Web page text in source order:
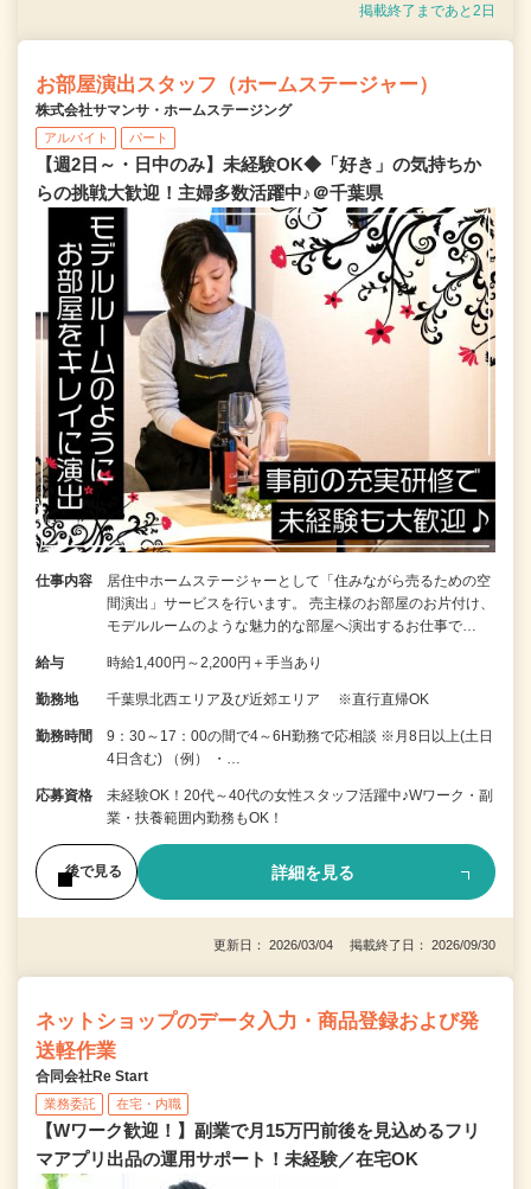
掲載終了まであと2日
お部屋演出スタッフ（ホームステージャー）
株式会社サマンサ・ホームステージング
アルバイト パート
【週2日～・日中のみ】未経験OK◆「好き」の気持ちか
らの挑戦大歓迎！主婦多数活躍中♪＠千葉県
仕事内容
居住中ホームステージャーとして「住みながら売るための空
間演出」サービスを行います。 売主様のお部屋のお片付け、
モデルルームのような魅力的な部屋へ演出するお仕事で…
給与 時給1,400円～2,200円＋手当あり
勤務地 千葉県北西エリア及び近郊エリア ※直行直帰OK
勤務時間
9：30～17：00の間で4～6H勤務で応相談 ※月8日以上(土日
4日含む) （例） ・…
応募資格
未経験OK！20代～40代の女性スタッフ活躍中♪Wワーク・副
業・扶養範囲内勤務もOK！
後で見る 詳細を見る
更新日： 2026/03/04 掲載終了日： 2026/09/30
ネットショップのデータ入力・商品登録および発
送軽作業
合同会社Re Start
業務委託 在宅・内職
【Wワーク歓迎！】副業で月15万円前後を見込めるフリ
マアプリ出品の運用サポート！未経験／在宅OK